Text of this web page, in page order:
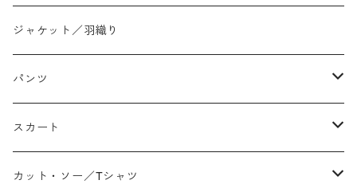
ジャケット／羽織り
パンツ
テーパード
ワイド
スカート
ストレート/タイト
カット・ソー／Tシャツ